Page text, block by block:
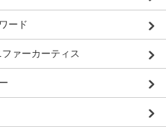
ード
ァーカーティス